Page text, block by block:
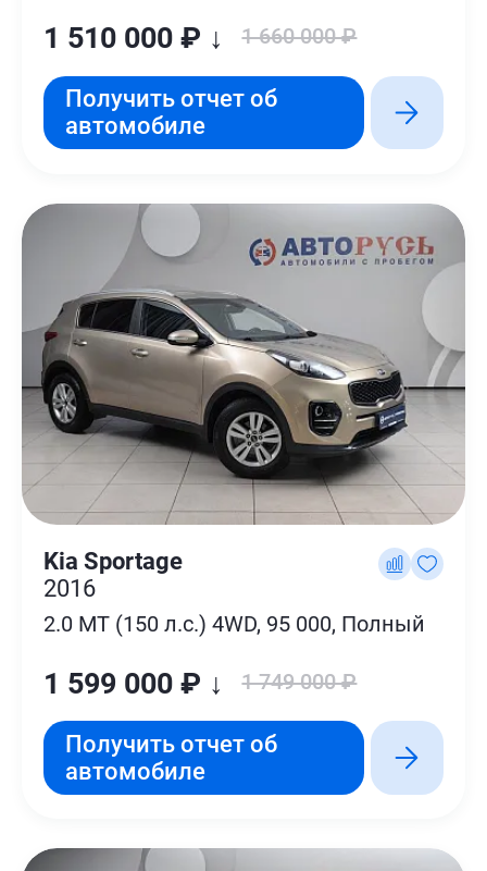
1 510 000 ₽ ↓ 1 660 000 ₽
Получить отчет об
автомобиле
Kia Sportage
2016
2.0 MT (150 л.с.) 4WD, 95 000, Полный
1 599 000 ₽ ↓ 1 749 000 ₽
Получить отчет об
автомобиле